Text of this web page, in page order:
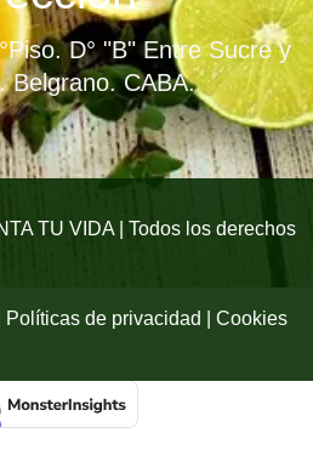
a
g
r
a
m
u
b
e
D° "B" Entre Sucre y
Belgrano. CABA.
TU VIDA | Todos los derechos
de privacidad | Cookies